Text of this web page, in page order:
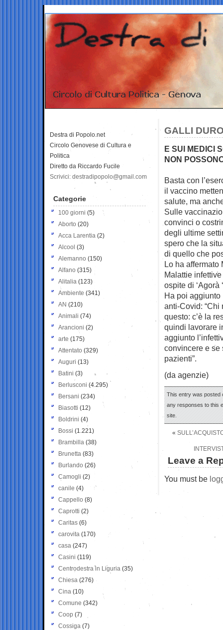
GALLI
E SUI MEDICI
NON
Basta con
il vaccino
salute, ma
Sulle
convinci o
degli ultime
spero che la
di quello che
Lo ha affermato
Malattie
ospite di ‘Agorà
Ha poi
anti-Covid: “Chi
questo: c’è la
quindi lavorare
aggiunto
convincere e se
pazienti”.
(da agenzie)
This entry was posted
any responses to this
site.
«
Leave a
You must be
Destra di Popolo.net
Circolo Genovese di Cultura e
Politica
Diretto da Riccardo Fucile
Scrivici: destradipopolo@gmail.com
Categorie
100 giorni (5)
Aborto (20)
Acca Larentia (2)
Alcool (3)
Alemanno (150)
Alfano (315)
Alitalia (123)
Ambiente (341)
AN (210)
Animali (74)
Arancioni (2)
arte (175)
Attentato (329)
Auguri (13)
Batini (3)
Berlusconi (4.295)
Bersani (234)
Biasotti (12)
Boldrini (4)
Bossi (1.221)
Brambilla (38)
Brunetta (83)
Burlando (26)
Camogli (2)
canile (4)
Cappello (8)
Caprotti (2)
Caritas (6)
carovita (170)
casa (247)
Casini (119)
Centrodestra in Liguria (35)
Chiesa (276)
Cina (10)
Comune (342)
Coop (7)
Cossiga (7)